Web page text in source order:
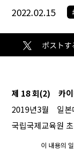
2022.02.15
제 18 회(2) 카이
2019년3월 일본
국립국제교육원
이 내용의